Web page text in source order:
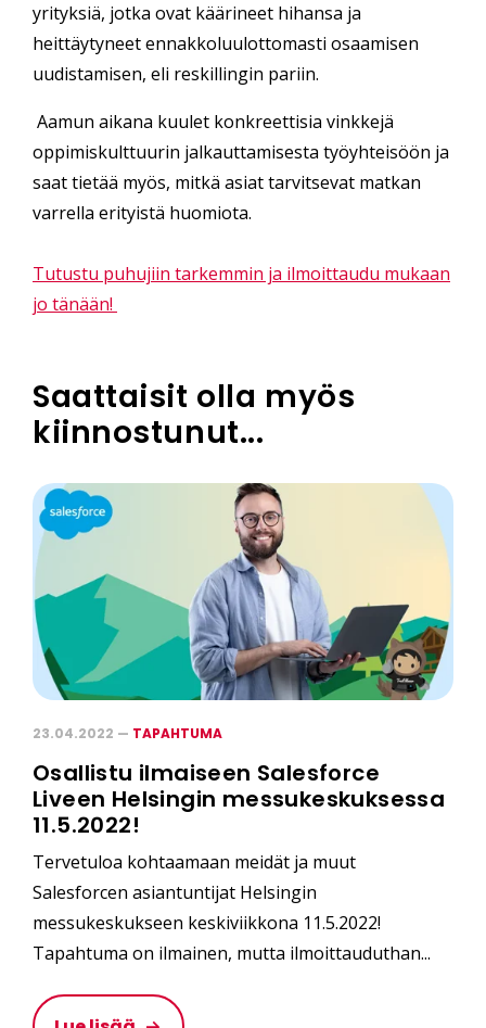
yrityksiä, jotka ovat käärineet hihansa ja
heittäytyneet ennakkoluulottomasti osaamisen
uudistamisen, eli reskillingin pariin.
Aamun aikana kuulet konkreettisia vinkkejä
oppimiskulttuurin jalkauttamisesta työyhteisöön ja
saat tietää myös, mitkä asiat tarvitsevat matkan
varrella erityistä huomiota.
Tutustu puhujiin tarkemmin ja ilmoittaudu mukaan
jo tänään!
Saattaisit olla myös
kiinnostunut...
23.04.2022 — TAPAHTUMA
Osallistu ilmaiseen Salesforce
Liveen Helsingin messukeskuksessa
11.5.2022!
Tervetuloa kohtaamaan meidät ja muut
Salesforcen asiantuntijat Helsingin
messukeskukseen keskiviikkona 11.5.2022!
Tapahtuma on ilmainen, mutta ilmoittauduthan...